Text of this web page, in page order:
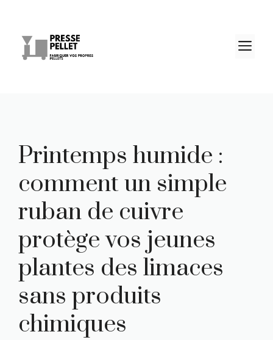
contenu
Printemps humide :
comment un simple
ruban de cuivre
protège vos jeunes
plantes des limaces
sans produits
chimiques